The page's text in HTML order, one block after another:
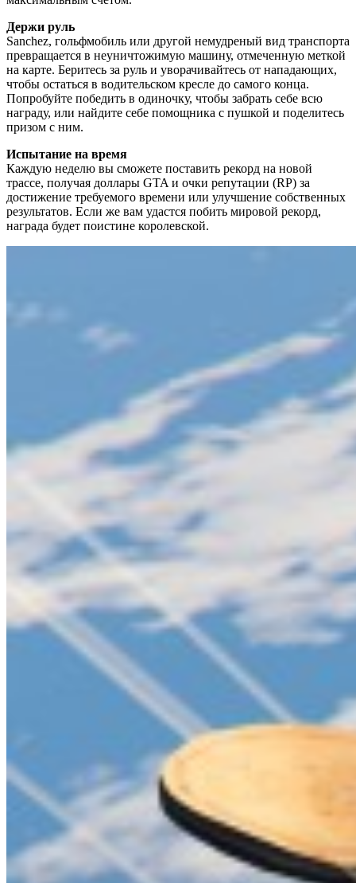
Держи руль
Sanchez, гольфмобиль или другой немудреный вид транспорта
превращается в неуничтожимую машину, отмеченную меткой
на карте. Беритесь за руль и уворачивайтесь от нападающих,
чтобы остаться в водительском кресле до самого конца.
Попробуйте победить в одиночку, чтобы забрать себе всю
награду, или найдите себе помощника с пушкой и поделитесь
призом с ним.
Испытание на время
Каждую неделю вы сможете поставить рекорд на новой
трассе, получая доллары GTA и очки репутации (RP) за
достижение требуемого времени или улучшение собственных
результатов. Если же вам удастся побить мировой рекорд,
награда будет поистине королевской.